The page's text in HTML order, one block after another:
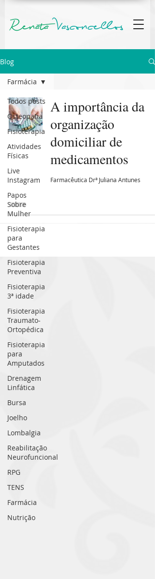
Blog
Todos posts
Osteopatia
Fisioterapia
Atividades
Físicas
Live
Instagram
Papos
Sobre
Mulher
Fisioterapia
para
Gestantes
Fisioterapia
Preventiva
Fisioterapia
3ª idade
Fisioterapia
Traumato-
Ortopédica
Fisioterapia
para
Amputados
Drenagem
Linfática
Bursa
Joelho
Lombalgia
Reabilitação
Neurofuncional
RPG
TENS
Farmácia
Nutrição
Farmácia
A importância da
organização
domiciliar de
medicamentos
Farmacêutica Drª Juliana Antunes